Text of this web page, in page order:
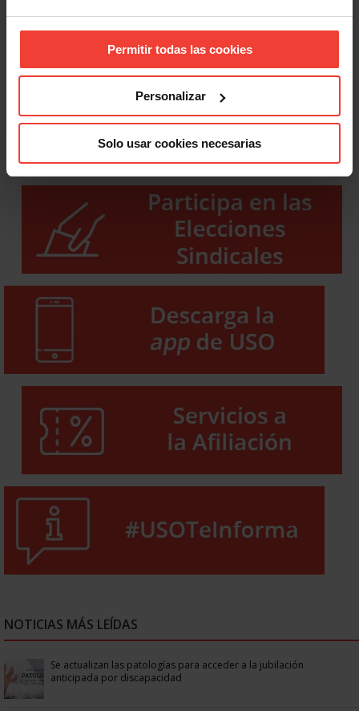
Permitir todas las cookies
Personalizar
Solo usar cookies necesarias
NOTICIAS MÁS LEÍDAS
Se actualizan las patologías para acceder a la jubilación
anticipada por discapacidad